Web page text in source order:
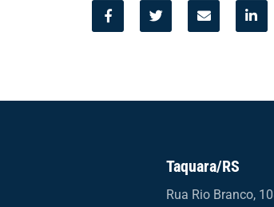
Taquara/RS
Rua Rio Branco,